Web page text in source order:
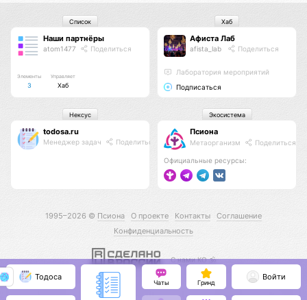
Наши партнёры
atom1477 Поделиться
Элементы
3
Управляет
Хаб
Список
Афиста Лаб
afista_lab Поделиться
Лаборатория мероприятий
Подписаться
Хаб
todosa.ru
Менеджер задач Поделиться
Нексус
Псиона
Метаорганизм Поделиться
Официальные ресурсы:
Экосистема
1995–2026 © Псиона О проекте Контакты
Соглашение
Конфиденциальность
С нами КО 🕉️
Тодоса
Чаты Гринд
Войти